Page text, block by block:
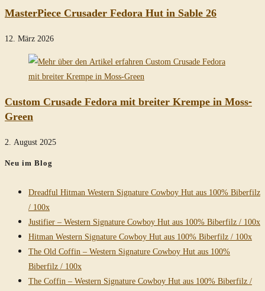
MasterPiece Crusader Fedora Hut in Sable 26
12. März 2026
Custom Crusade Fedora mit breiter Krempe in Moss-
Green
2. August 2025
Neu im Blog
Dreadful Hitman Western Signature Cowboy Hut aus 100% Biberfilz
/ 100x
Justifier – Western Signature Cowboy Hut aus 100% Biberfilz / 100x
Hitman Western Signature Cowboy Hut aus 100% Biberfilz / 100x
The Old Coffin – Western Signature Cowboy Hut aus 100%
Biberfilz / 100x
The Coffin – Western Signature Cowboy Hut aus 100% Biberfilz /